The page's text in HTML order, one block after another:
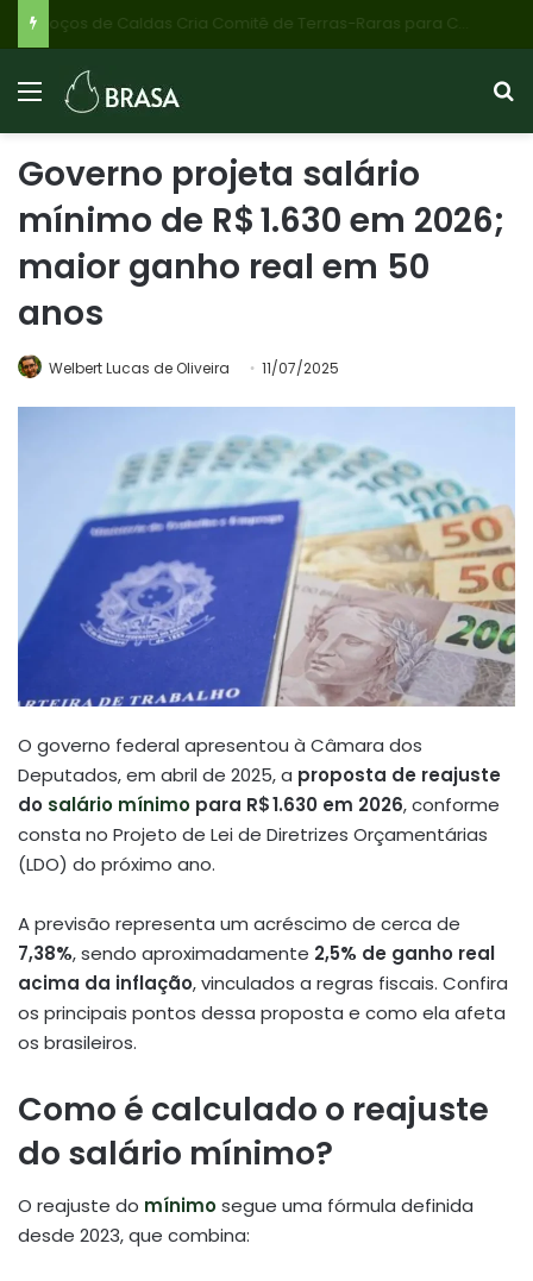
Governo projeta salário
mínimo de R$ 1.630 em 2026;
maior ganho real em 50
anos
Welbert Lucas de Oliveira 11/07/2025
O governo federal apresentou à Câmara dos
Deputados, em abril de 2025, a proposta de reajuste
do salário mínimo para R$ 1.630 em 2026, conforme
consta no Projeto de Lei de Diretrizes Orçamentárias
(LDO) do próximo ano.
A previsão representa um acréscimo de cerca de
7,38%, sendo aproximadamente 2,5% de ganho real
acima da inflação, vinculados a regras fiscais. Confira
os principais pontos dessa proposta e como ela afeta
os brasileiros.
Como é calculado o reajuste
do salário mínimo?
O reajuste do mínimosegue uma fórmula definida
desde 2023, que combina: